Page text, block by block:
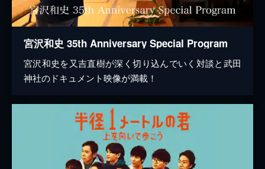
宮沢和史 35th Anniversary Special Program
宮沢和史を又吉直樹が深く切り込んでいく対談と武田
神社のドキュメント映像が満載！